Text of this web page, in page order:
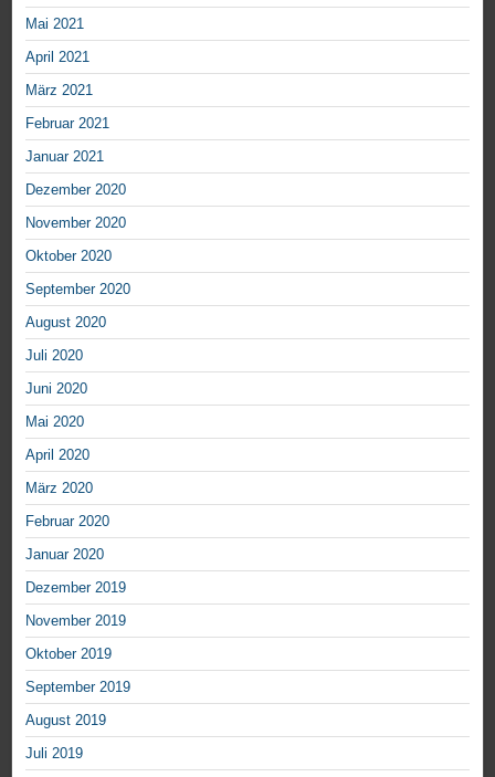
Mai 2021
April 2021
März 2021
Februar 2021
Januar 2021
Dezember 2020
November 2020
Oktober 2020
September 2020
August 2020
Juli 2020
Juni 2020
Mai 2020
April 2020
März 2020
Februar 2020
Januar 2020
Dezember 2019
November 2019
Oktober 2019
September 2019
August 2019
Juli 2019